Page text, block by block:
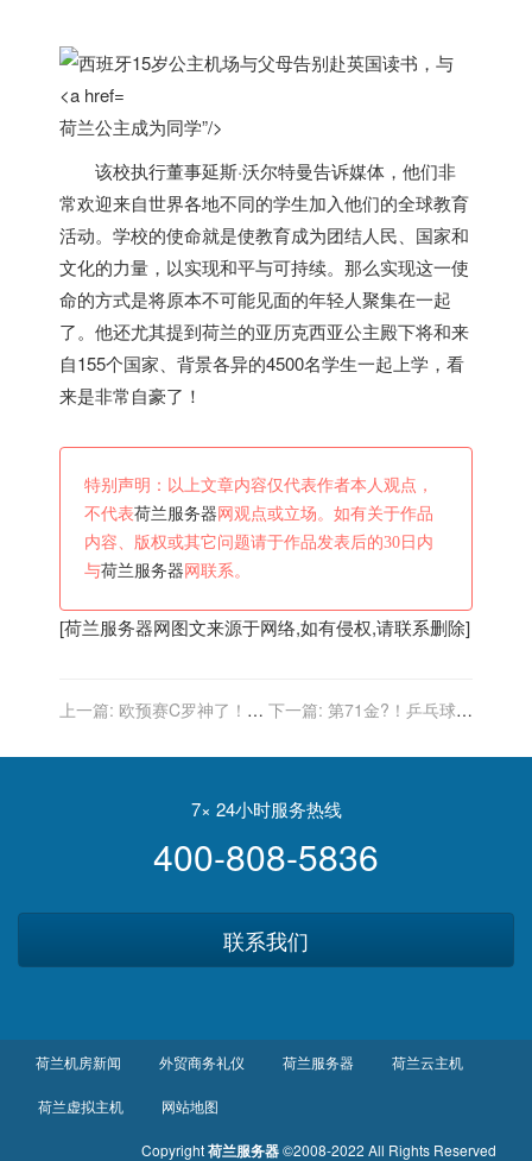
荷兰公主成为同学”/>
该校执行董事延斯·沃尔特曼告诉媒体，他们非
常欢迎来自世界各地不同的学生加入他们的全球教育
活动。学校的使命就是使教育成为团结人民、国家和
文化的力量，以实现和平与可持续。那么实现这一使
命的方式是将原本不可能见面的年轻人聚集在一起
了。他还尤其提到荷兰的亚历克西亚公主殿下将和来
自155个国家、背景各异的4500名学生一起上学，看
来是非常自豪了！
特别声明：以上文章内容仅代表作者本人观点，
不代表荷兰服务器 网观点或立场。如有关于作品
内容、版权或其它问题请于作品发表后的30日内
与荷兰服务器 网联系。
[荷兰服务器网图文来源于网络,如有侵权,请联系删除]
上一篇: 欧预赛C罗神了！失
杀，法国1-1，荷兰1-1
下一篇: 第71金?！乒乓球女
夺冠！
7× 24小时服务热线
400-808-5836
联系我们
荷兰机房新闻 外贸商务礼仪 荷兰服务器 荷兰云主机
荷兰虚拟主机 网站地图
Copyright荷兰服务器©2008-2022 All Rights Reserved